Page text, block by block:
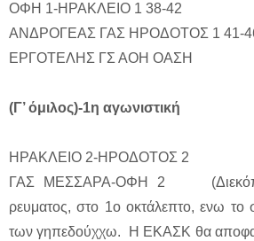
ΟΦΗ 1-ΗΡΑΚΛΕΙΟ 1 38-42
ΑΝΔΡΟΓΕΑΣ ΓΑΣ ΗΡΟΔΟΤΟΣ 1 41-
ΕΡΓΟΤΕΛΗΣ ΓΣ ΑΟΗ ΟΑΣΗ
(Γ’ όμιλος)-1η αγωνιστική
ΗΡΑΚΛΕΙΟ 2-ΗΡΟΔΟΤΟΣ 2
ΓΑΣ ΜΕΣΣΑΡΑ-ΟΦΗ 2
ρευματος, στο 1ο οκτάλεπτο, ενω
των γηπεδούχχω. Η ΕΚΑΣΚ θα